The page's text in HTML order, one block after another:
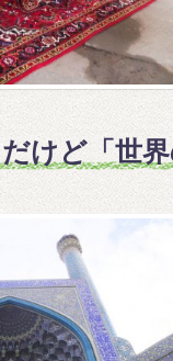
けど「世